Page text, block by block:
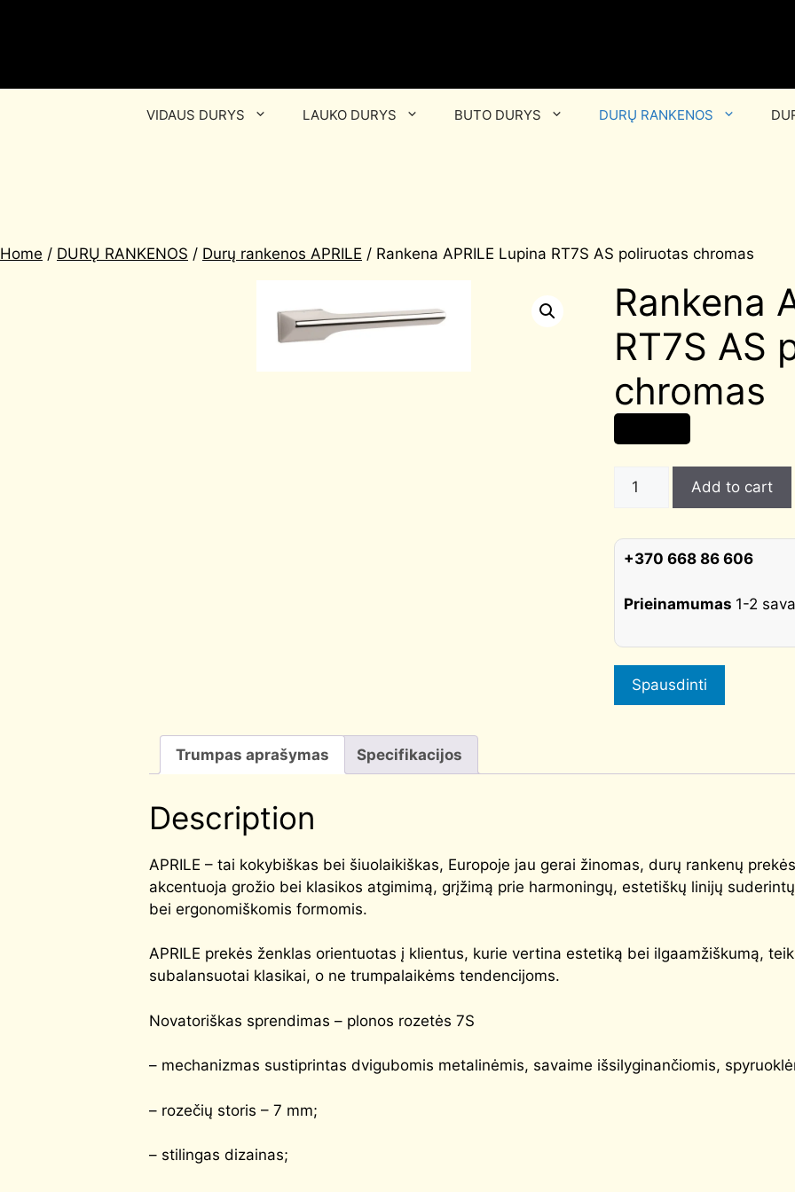
VIDAUS DURYS LAUKO DURYS BUTO DURYS DURŲ RANKENOS
Home / DURŲ RANKENOS / Durų rankenos APRILE / Rankena APRILE Lupina RT7S AS poliruotas chromas
Rankena
RT7S AS
chromas
Rankena
RT7S
AS
chromas
Add to cart
+370 668 86 606
Prieinamumas 1-2
Spausdinti
Trumpas aprašymas Specifikacijos
Description
APRILE – tai kokybiškas bei šiuolaikiškas, Europoje jau gerai žinomas, durų rankenų
akcentuoja grožio bei klasikos atgimimą, grįžimą prie harmoningų, estetiškų linijų
bei ergonomiškomis formomis.
APRILE prekės ženklas orientuotas į klientus, kurie vertina estetiką bei ilgaamžiškumą,
subalansuotai klasikai, o ne trumpalaikėms tendencijoms.
Novatoriškas sprendimas – plonos rozetės 7S
– mechanizmas sustiprintas dvigubomis metalinėmis, savaime išsilyginančiomis,
– rozečių storis – 7 mm;
– stilingas dizainas;